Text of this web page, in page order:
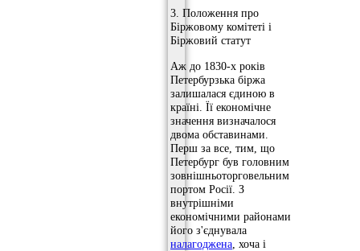
3. Положення про
Біржовому комітеті і
Біржовий статут
Аж до 1830-х років
Петербурзька біржа
залишалася єдиною в
країні. Її економічне
значення визначалося
двома обставинами.
Перш за все, тим, що
Петербург був головним
зовнішньоторговельним
портом Росії. З
внутрішніми
економічними районами
його з'єднувала
налагоджена , хоча і